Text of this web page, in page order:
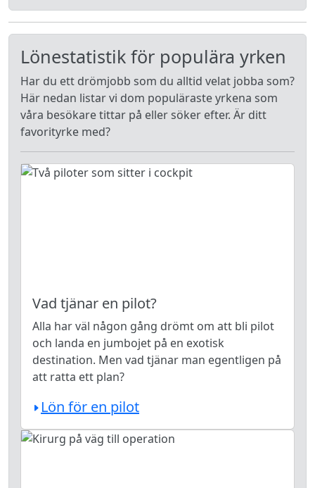
Lönestatistik för populära yrken
Har du ett drömjobb som du alltid velat jobba som?
Här nedan listar vi dom populäraste yrkena som
våra besökare tittar på eller söker efter. Är ditt
favorityrke med?
Vad tjänar en pilot?
Alla har väl någon gång drömt om att bli pilot
och landa en jumbojet på en exotisk
destination. Men vad tjänar man egentligen på
att ratta ett plan?
Lön för en pilot